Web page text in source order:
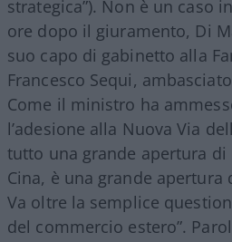
strategica”). Non è un caso
ore dopo il giuramento, Di
suo capo di gabinetto alla
Francesco Sequi,
Come il ministro ha
l’adesione alla Nuova Via
tutto una grande apertura
Cina, è una grande
Va oltre la semplice
del commercio estero”.